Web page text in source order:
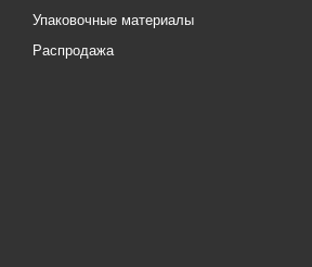
Упаковочные материалы
Распродажа